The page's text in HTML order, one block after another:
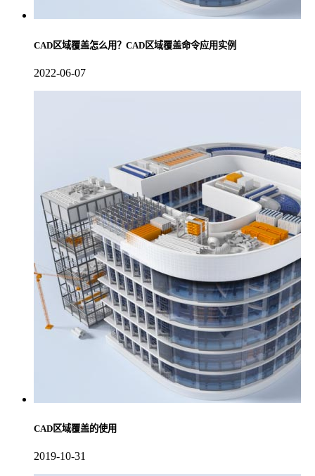
CAD区域覆盖怎么用？CAD区域覆盖命令应用实例
2022-06-07
CAD区域覆盖的使用
2019-10-31